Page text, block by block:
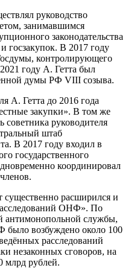
руководство
занимавшимся
законодательства
госзакупок. В 2017 году
контролирующего
году А. Гетта был
думы РФ VIII созыва.
А. Гетта до 2016 года
закупки». В том же
советника руководителя
штаб
В 2017 году входил в
государственного
координировал
существенно расширился и
ОНФ». По
антимонопольной службы,
было возбуждено около 100
расследований
незаконных сговоров, на
рублей.